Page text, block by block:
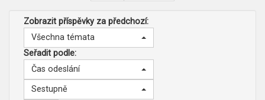
Zobrazit příspěvky za předchozí:
Všechna témata
Seřadit podle:
Čas odeslání
Sestupně